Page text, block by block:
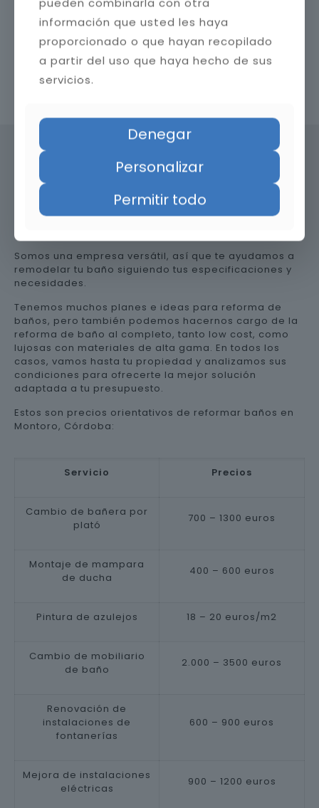
Precio de reformar el baño en
Córdoba
Somos una empresa versátil, así que te ayudamos a
remodelar tu baño siguiendo tus especificaciones y
necesidades.
Tenemos muchos planes e ideas para reforma de
baños, pero también podemos hacernos cargo de la
reforma de baño al completo, tanto low cost, como
lujosas con materiales de alta gama. En todos los
casos, vamos hasta tu propiedad y analizamos sus
condiciones para ofrecerte la mejor solución
adaptada a tu presupuesto.
Estos son precios orientativos de reformar baños en
Montoro, Córdoba:
Servicio Precios
Cambio de bañera por
plató
700 – 1300 euros
Montaje de mampara
de ducha
400 – 600 euros
Pintura de azulejos 18 – 20 euros/m2
Cambio de mobiliario
de baño
2.000 – 3500 euros
Renovación de
instalaciones de
fontanerías
600 – 900 euros
Mejora de instalaciones
eléctricas
900 – 1200 euros
información que usted les haya
proporcionado o que hayan recopilado
a partir del uso que haya hecho de sus
servicios.
Denegar
Personalizar
Permitir todo